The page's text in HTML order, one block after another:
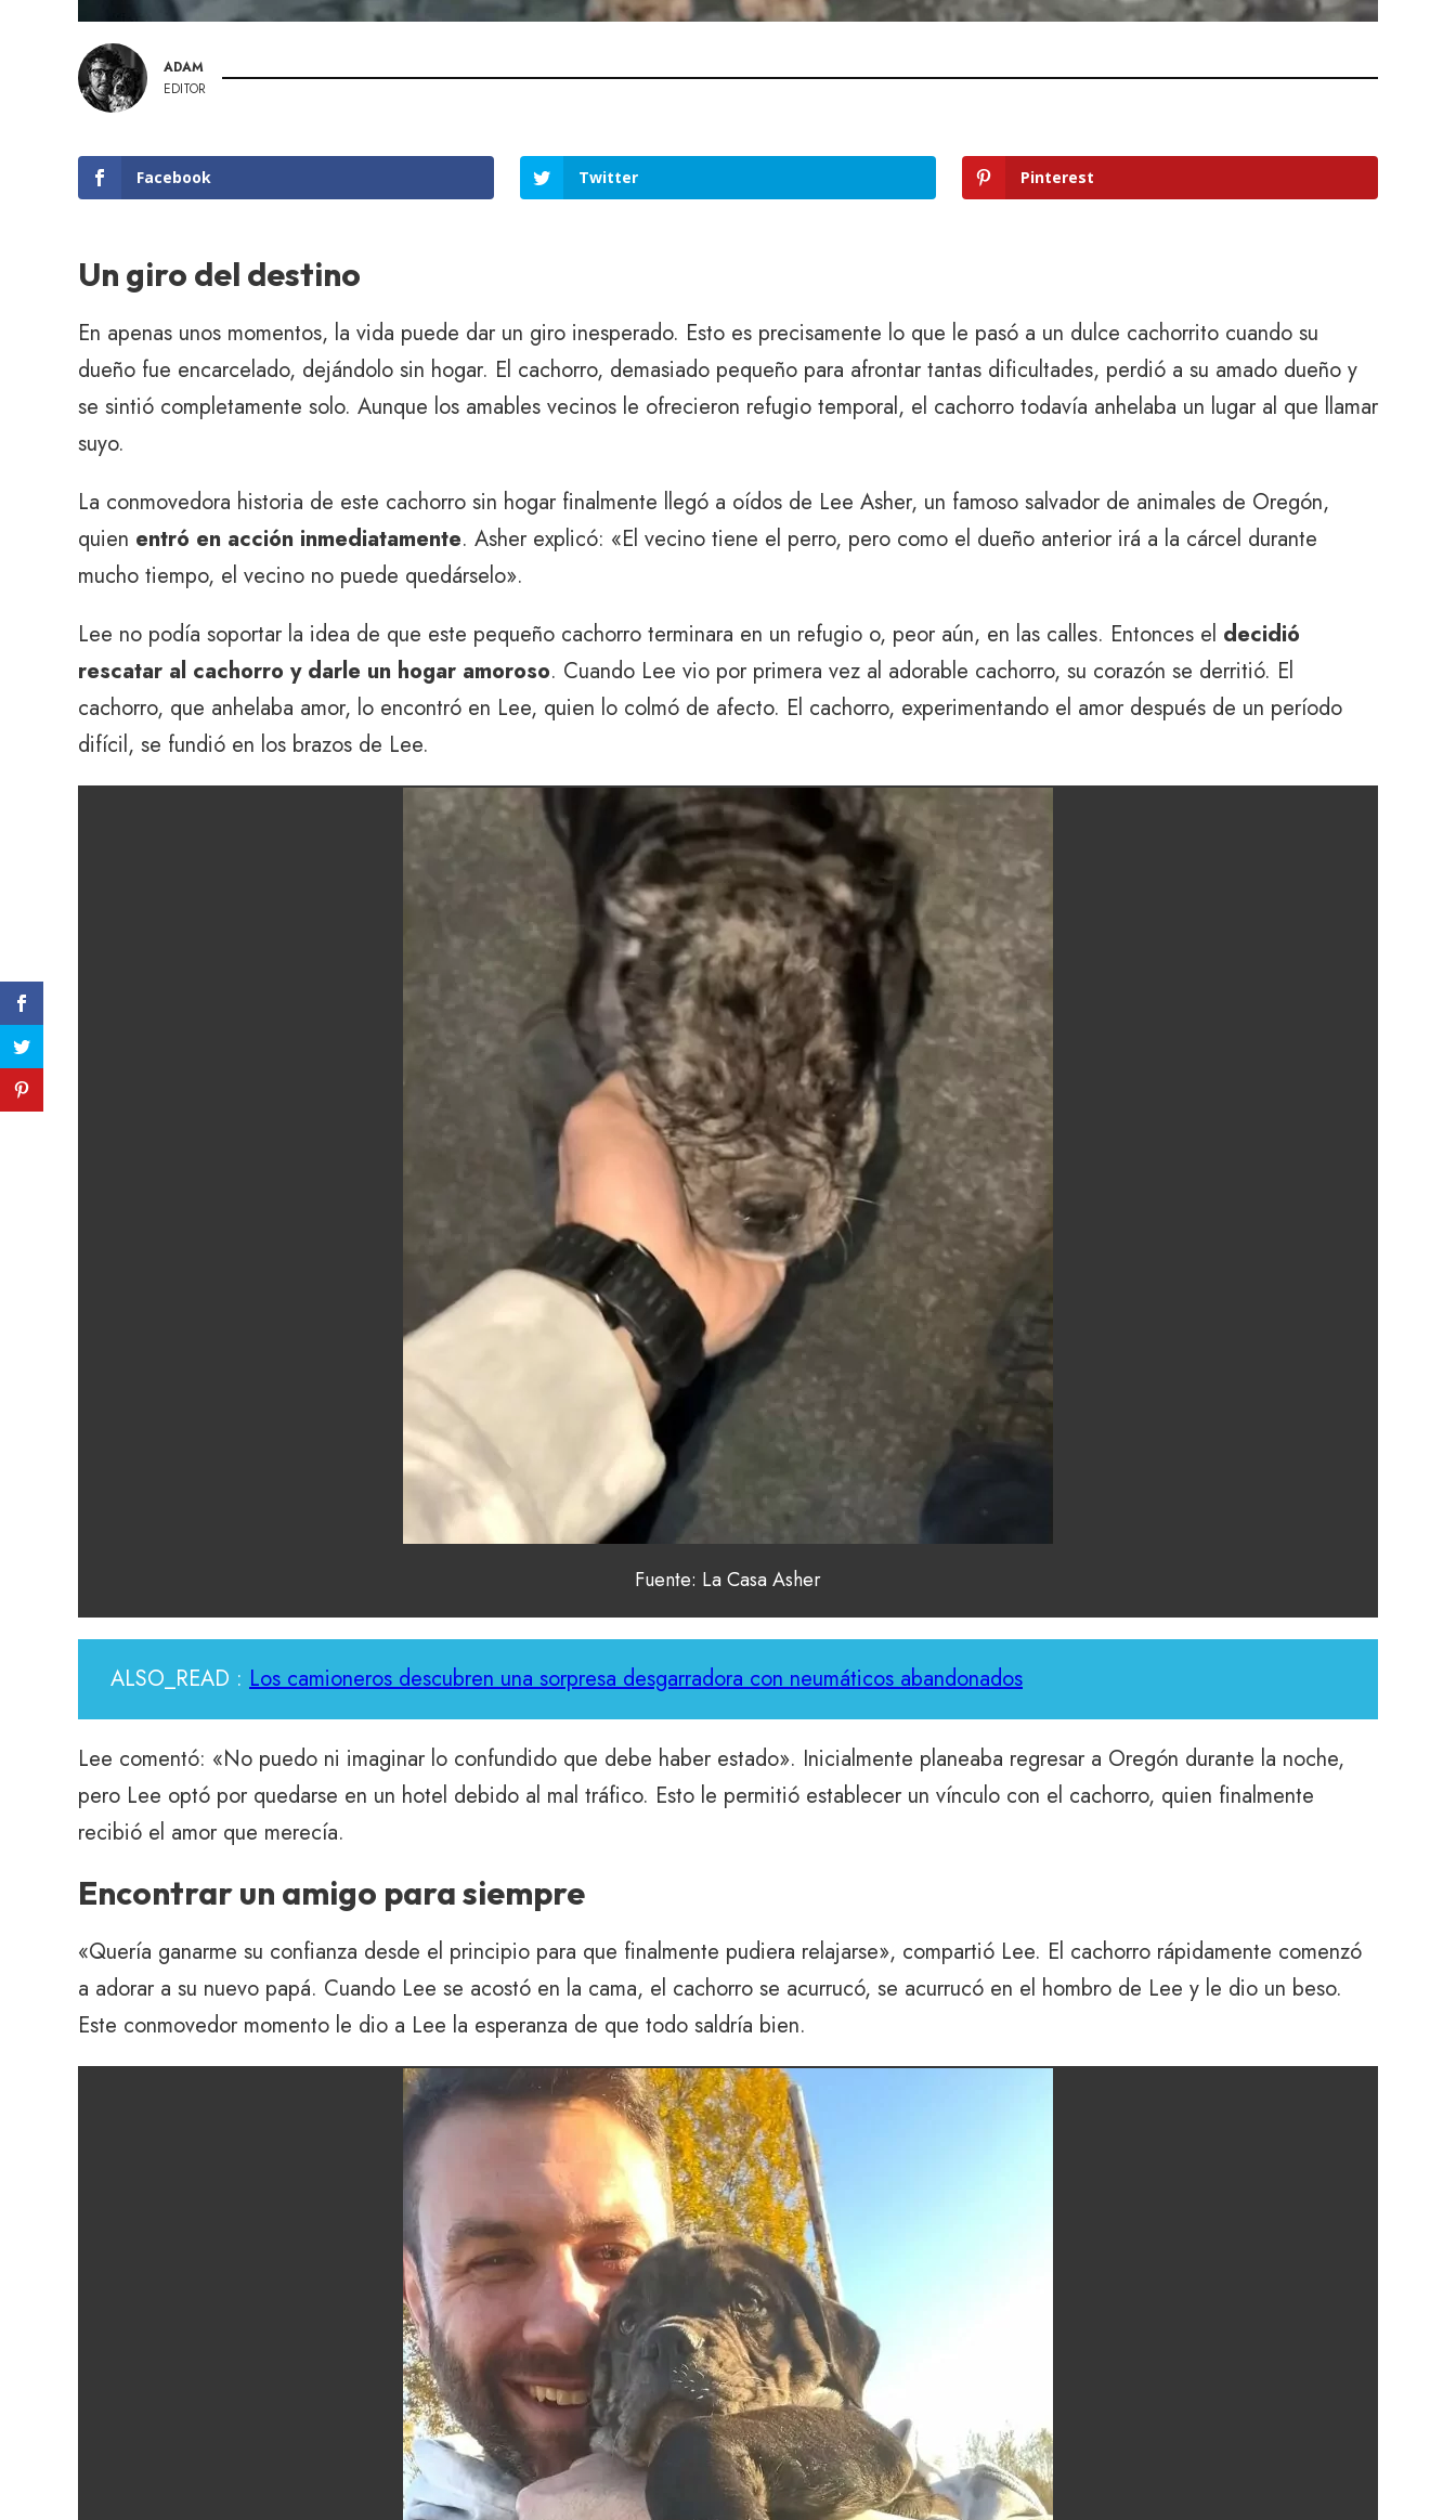
ADAM
EDITOR
Facebook Twitter Pinterest
Un giro del destino
En apenas unos momentos, la vida puede dar un giro inesperado. Esto es precisamente lo que le pasó a un dulce cachorrito cuando su
dueño fue encarcelado, dejándolo sin hogar. El cachorro, demasiado pequeño para afrontar tantas dificultades, perdió a su amado dueño y
se sintió completamente solo. Aunque los amables vecinos le ofrecieron refugio temporal, el cachorro todavía anhelaba un lugar al que llamar
suyo.
La conmovedora historia de este cachorro sin hogar finalmente llegó a oídos de Lee Asher, un famoso salvador de animales de Oregón,
quien entró en acción inmediatamente. Asher explicó: «El vecino tiene el perro, pero como el dueño anterior irá a la cárcel durante
mucho tiempo, el vecino no puede quedárselo».
Lee no podía soportar la idea de que este pequeño cachorro terminara en un refugio o, peor aún, en las calles. Entonces el decidió
rescatar al cachorro y darle un hogar amoroso. Cuando Lee vio por primera vez al adorable cachorro, su corazón se derritió. El
cachorro, que anhelaba amor, lo encontró en Lee, quien lo colmó de afecto. El cachorro, experimentando el amor después de un período
difícil, se fundió en los brazos de Lee.
Fuente: La Casa Asher
ALSO_READ : Los camioneros descubren una sorpresa desgarradora con neumáticos abandonados
Lee comentó: «No puedo ni imaginar lo confundido que debe haber estado». Inicialmente planeaba regresar a Oregón durante la noche,
pero Lee optó por quedarse en un hotel debido al mal tráfico. Esto le permitió establecer un vínculo con el cachorro, quien finalmente
recibió el amor que merecía.
Encontrar un amigo para siempre
«Quería ganarme su confianza desde el principio para que finalmente pudiera relajarse», compartió Lee. El cachorro rápidamente comenzó
a adorar a su nuevo papá. Cuando Lee se acostó en la cama, el cachorro se acurrucó, se acurrucó en el hombro de Lee y le dio un beso.
Este conmovedor momento le dio a Lee la esperanza de que todo saldría bien.